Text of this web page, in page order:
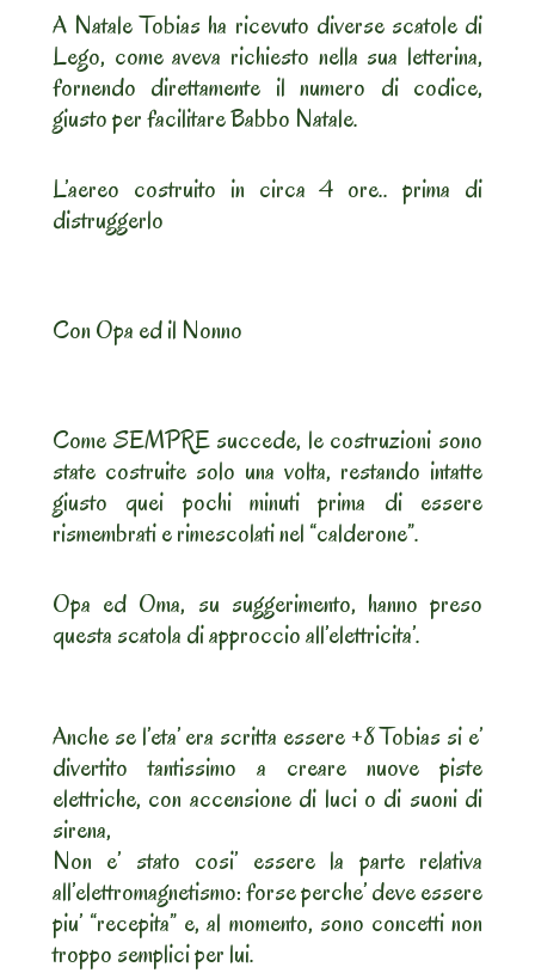
A Natale Tobias ha ricevuto diverse scatole di
Lego, come aveva richiesto nella sua letterina,
fornendo direttamente il numero di codice,
giusto per facilitare Babbo Natale.
L’aereo costruito in circa 4 ore.. prima di
distruggerlo
Con Opa ed il Nonno
Come SEMPRE succede, le costruzioni sono
state costruite solo una volta, restando intatte
giusto quei pochi minuti prima di essere
rismembrati e rimescolati nel “calderone”.
Opa ed Oma, su suggerimento, hanno preso
questa scatola di approccio all’elettricita’.
Anche se l’eta’ era scritta essere +8 Tobias si e’
divertito tantissimo a creare nuove piste
elettriche, con accensione di luci o di suoni di
sirena,
Non e’ stato cosi’ essere la parte relativa
all’elettromagnetismo: forse perche’ deve essere
piu’ “recepita” e, al momento, sono concetti non
troppo semplici per lui.